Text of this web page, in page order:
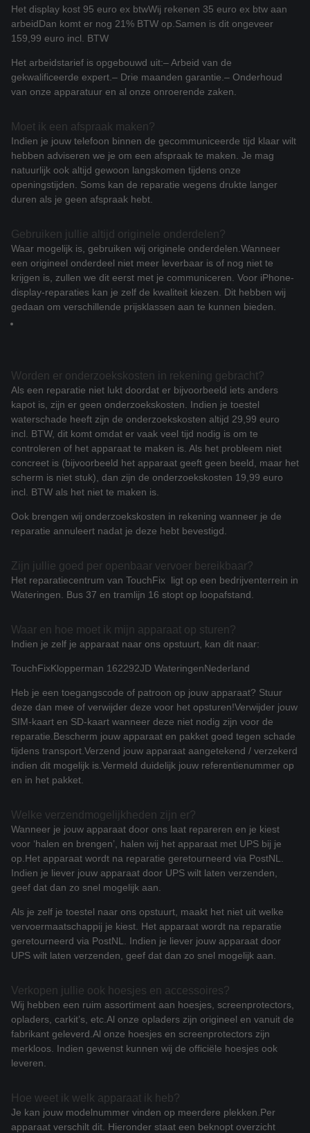
Het display kost 95 euro ex btwWij rekenen 35 euro ex btw aan
arbeidDan komt er nog 21% BTW op. Samen is dit ongeveer
159,99 euro incl. BTW
Het arbeidstarief is opgebouwd uit:– Arbeid van de
gekwalificeerde expert. – Drie maanden garantie. – Onderhoud
van onze apparatuur en al onze onroerende zaken.
Moet ik een afspraak maken?
Indien je jouw telefoon binnen de gecommuniceerde tijd klaar wilt
hebben adviseren we je om een afspraak te maken. Je mag
natuurlijk ook altijd gewoon langskomen tijdens onze
openingstijden. Soms kan de reparatie wegens drukte langer
duren als je geen afspraak hebt.
Gebruiken jullie altijd originele onderdelen?
Waar mogelijk is, gebruiken wij originele onderdelen. Wanneer
een origineel onderdeel niet meer leverbaar is of nog niet te
krijgen is, zullen we dit eerst met je communiceren. Voor iPhone-
display-reparaties kan je zelf de kwaliteit kiezen. Dit hebben wij
gedaan om verschillende prijsklassen aan te kunnen bieden.
Worden er onderzoekskosten in rekening gebracht?
Als een reparatie niet lukt doordat er bijvoorbeeld iets anders
kapot is, zijn er geen onderzoekskosten. Indien je toestel
waterschade heeft zijn de onderzoekskosten altijd 29,99 euro
incl. BTW, dit komt omdat er vaak veel tijd nodig is om te
controleren of het apparaat te maken is. Als het probleem niet
concreet is (bijvoorbeeld het apparaat geeft geen beeld, maar het
scherm is niet stuk), dan zijn de onderzoekskosten 19,99 euro
incl. BTW als het niet te maken is.
Ook brengen wij onderzoekskosten in rekening wanneer je de
reparatie annuleert nadat je deze hebt bevestigd.
Zijn jullie goed per openbaar vervoer bereikbaar?
Het reparatiecentrum van TouchFix ligt op een bedrijventerrein in
Wateringen. Bus 37 en tramlijn 16 stopt op loopafstand.
Waar en hoe moet ik mijn apparaat op sturen?
Indien je zelf je apparaat naar ons opstuurt, kan dit naar:
TouchFixKlopperman 162292JD WateringenNederland
Heb je een toegangscode of patroon op jouw apparaat? Stuur
deze dan mee of verwijder deze voor het opsturen!Verwijder jouw
SIM-kaart en SD-kaart wanneer deze niet nodig zijn voor de
reparatie. Bescherm jouw apparaat en pakket goed tegen schade
tijdens transport. Verzend jouw apparaat aangetekend / verzekerd
indien dit mogelijk is. Vermeld duidelijk jouw referentienummer op
en in het pakket.
Welke verzendmogelijkheden zijn er?
Wanneer je jouw apparaat door ons laat repareren en je kiest
voor ‘halen en brengen’, halen wij het apparaat met UPS bij je
op. Het apparaat wordt na reparatie geretourneerd via PostNL.
Indien je liever jouw apparaat door UPS wilt laten verzenden,
geef dat dan zo snel mogelijk aan.
Als je zelf je toestel naar ons opstuurt, maakt het niet uit welke
vervoermaatschappij je kiest. Het apparaat wordt na reparatie
geretourneerd via PostNL. Indien je liever jouw apparaat door
UPS wilt laten verzenden, geef dat dan zo snel mogelijk aan.
Verkopen jullie ook hoesjes en accessoires?
Wij hebben een ruim assortiment aan hoesjes, screenprotectors,
opladers, carkit’s, etc. Al onze opladers zijn origineel en vanuit de
fabrikant geleverd. Al onze hoesjes en screenprotectors zijn
merkloos. Indien gewenst kunnen wij de officiële hoesjes ook
leveren.
Hoe weet ik welk apparaat ik heb?
Je kan jouw modelnummer vinden op meerdere plekken. Per
apparaat verschilt dit. Hieronder staat een beknopt overzicht